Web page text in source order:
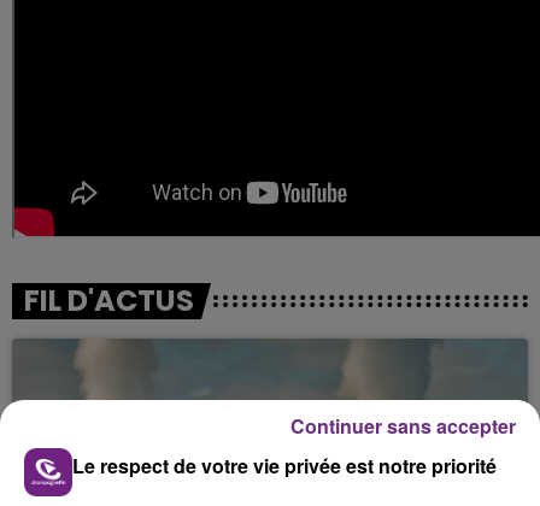
FIL D'ACTUS
Le respect de votre vie privée est notre priorité
Continuer sans accepter